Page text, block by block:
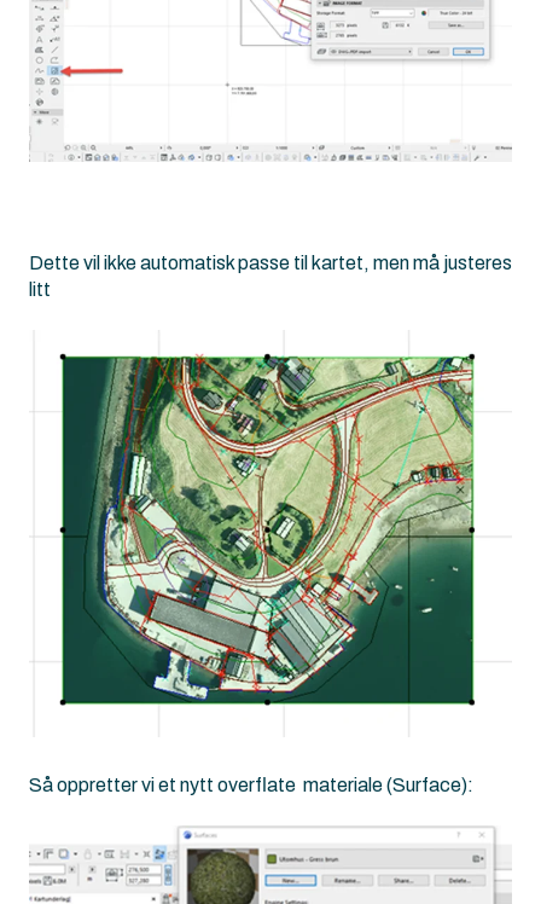
Dette vil ikke automatisk passe til kartet, men må justeres
litt
Så oppretter vi et nytt overflate materiale (Surface):